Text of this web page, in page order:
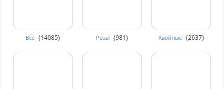
Всё (14085) Розы (981) Хвойные (2637)